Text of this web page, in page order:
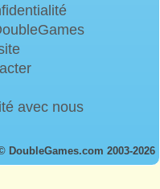
avec nous
DoubleGames.com 2003-2026